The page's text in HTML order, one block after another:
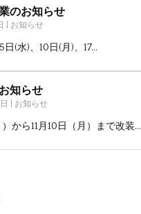
のお知らせ
お知らせ
日(水)、10日(月)、17...
知らせ
お知らせ
から11月10日（月）まで改装...